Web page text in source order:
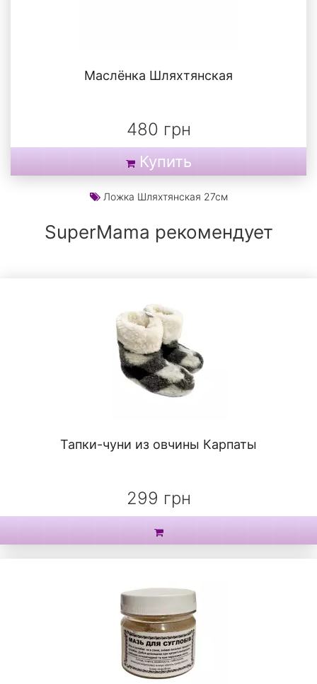
Маслёнка Шляхтянская
480 грн
Купить
Ложка Шляхтянская 27см
SuperMama рекомендует
Тапки-чуни из овчины Карпаты
299 грн